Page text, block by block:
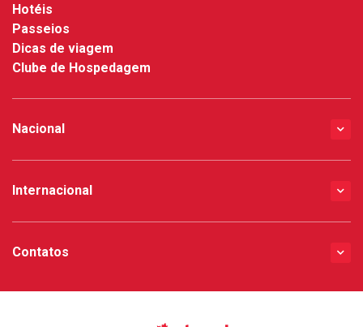
Hotéis
Passeios
Dicas de viagem
Clube de Hospedagem
Nacional
Internacional
Contatos